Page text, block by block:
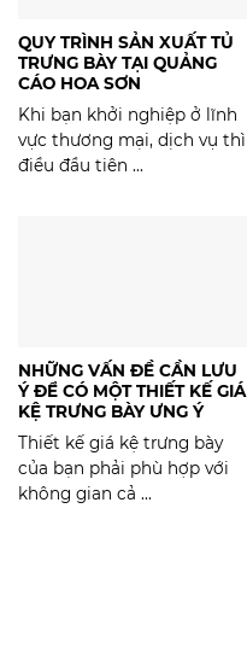
QUY TRÌNH SẢN XUẤT TỦ
TRƯNG BÀY TẠI QUẢNG
CÁO HOA SƠN
Khi bạn khởi nghiệp ở lĩnh
vực thương mại, dịch vụ thì
điều đầu tiên ...
NHỮNG VẤN ĐỀ CẦN LƯU
Ý ĐỂ CÓ MỘT THIẾT KẾ GIÁ
KỆ TRƯNG BÀY ƯNG Ý
Thiết kế giá kệ trưng bày
của bạn phải phù hợp với
không gian cả ...